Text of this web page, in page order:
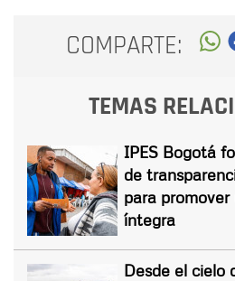
COMPARTE:
TEMAS
IPES Bogotá
de
para
íntegra
Desde el cielo